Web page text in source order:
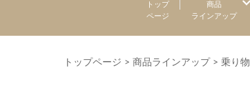
トップ
ページ
商品
ラインアップ
トップページ > 商品ラインアップ > 乗り物